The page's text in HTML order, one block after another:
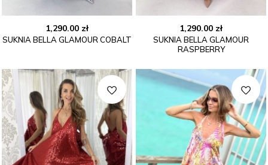
1,290.00 zł
SUKNIA BELLA GLAMOUR COBALT
1,290.00 zł
SUKNIA BELLA GLAMOUR
RASPBERRY